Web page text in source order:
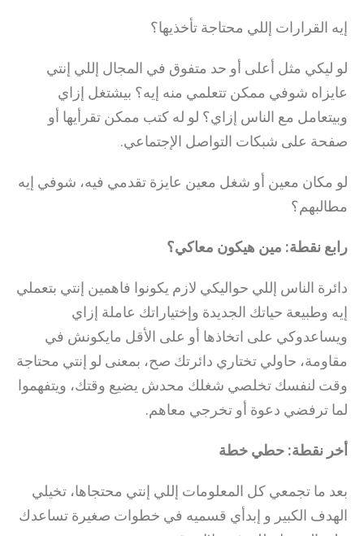
إيه القرارات إللي محتاجة تأخذيها؟
لو ليكي مثل أعلى أو حد متفوق في المجال إللي إنتي
عايزاه شوفي ممكن تتعلمي منه إيه؟ بيشتغل إزاي
وبيتعامل مع الناس إزاي؟ لو له كتب ممكن تقرأيها أو
صفحة على شبكات التواصل الإجتماعي.
لو مكان معين أو شغل معين عايزة تقدمي فيه، شوفي إيه
مطالبهم؟
رابع نقطة: مين هيكون معاكي؟
دائرة الناس إللي حواليكي لازم يكونوا فاهمين إنتي بتعملي
إيه وطبيعة حياتك الجديدة وإختياراتك عاملة إزاي
ويساعدوكي على اتخاذها أو على الأقل مايكونش في
مقاومة، حاولي تختاري دائرتك صح، بمعنى لو إنتي محتاجة
وقت لنفسك تخلصي شغلك محدش يضيع وقتك، ويتفهموا
لما ترفضي دعوة أو تخرجي معاهم.
أخر نقطة: حطي خطة
بعد ما تجمعي كل المعلومات إللي إنتي محتجاها، تخيلي
الهدف الكبير و إبدأي قسميه في خطوات صغيرة تساعدك